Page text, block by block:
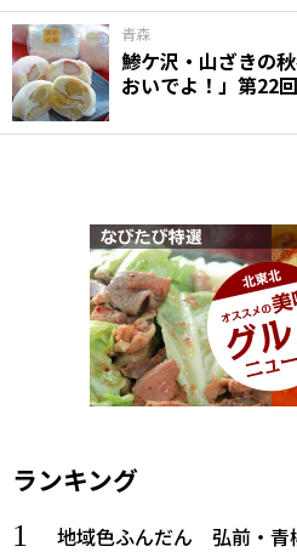
青森
鯵ケ沢・山ざきの
おいでよ！」第22回
ランキング
地域色ふんだん 弘前・青